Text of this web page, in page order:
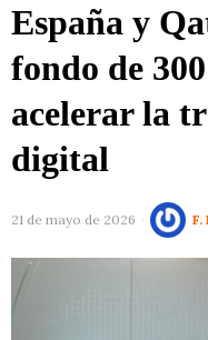
España y
fondo de
acelerar la
digital
21 de mayo de 2026 F.